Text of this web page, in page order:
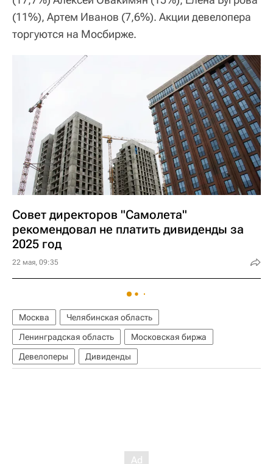
(11%), Артем Иванов (7,6%). Акции девелопера
торгуются на Мосбирже.
Совет директоров "Самолета"
рекомендовал не платить дивиденды за
2025 год
22 мая, 09:35
Москва
Челябинская область
Ленинградская область
Московская биржа
Девелоперы
Дивиденды